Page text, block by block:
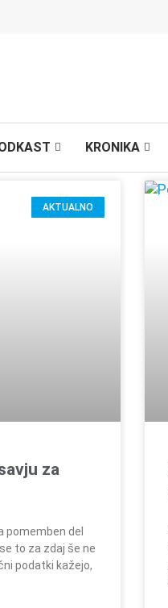
KRONIKA
AKTUALNO
za
pomemben del
to za zdaj še ne
podatki kažejo,